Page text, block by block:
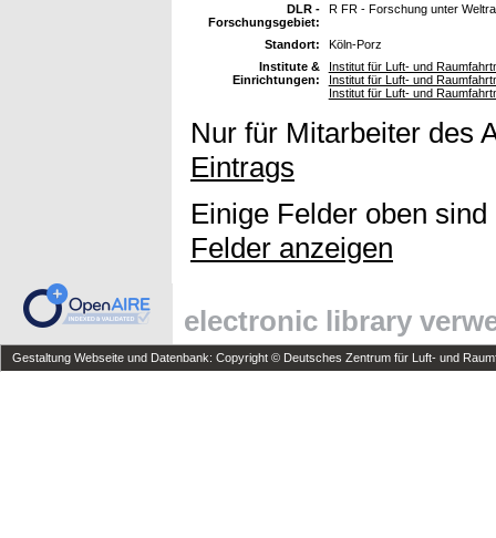
DLR -
Forschungsgebiet:
R FR - Forschung unter
Standort:
Köln-Porz
Institute &
Einrichtungen:
Institut für Luft- und
Institut für Luft- und
Institut für Luft- und
Nur für Mitarbeiter des
Eintrags
Einige Felder oben
Felder anzeigen
electronic library
Gestaltung Webseite und Datenbank: Copyright © Deutsches Zentrum für Luft- und